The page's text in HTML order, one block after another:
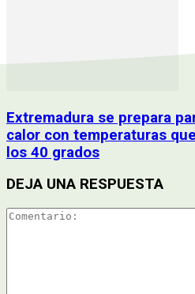
Extremadura se prepara
calor con temperaturas
los 40 grados
DEJA UNA RESPUESTA